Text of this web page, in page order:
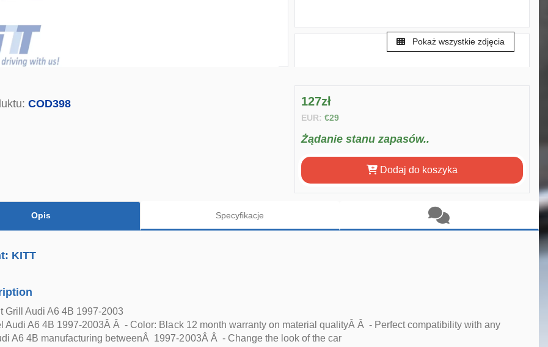
Pokaż wszystkie zdjęcia
COD398 127zł
EUR: €29
Żądanie stanu zapasów..
Dodaj do koszyka
Opis Specyfikacje
KITT
Grill Audi A6 4B 1997-2003
Audi A6 4B 1997-2003Â Â - Color: Black 12 month warranty on material qualityÂ Â - Perfect compatibility with any
A6 4B manufacturing betweenÂ 1997-2003Â Â - Change the look of the car